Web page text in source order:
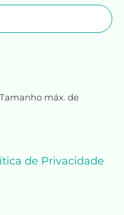
máx. de
de Privacidade